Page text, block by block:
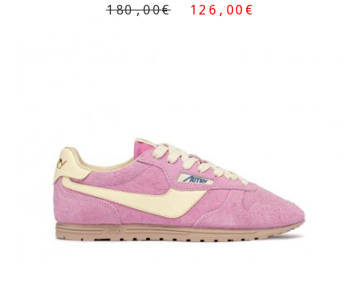
180,00€ 126,00€